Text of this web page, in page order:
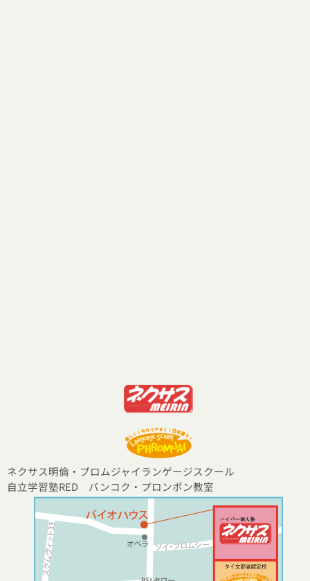
ネクサス明倫・プロムジャイランゲージスクール
自立学習塾RED バンコク・プロンポン教室